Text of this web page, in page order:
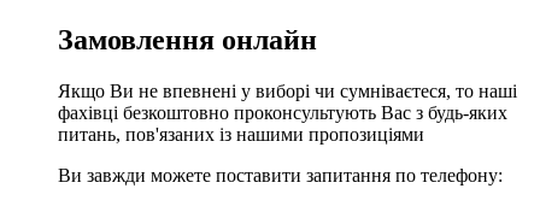
Замовлення онлайн
Якщо Ви не впевнені у виборі чи сумніваєтеся, то наші
фахівці безкоштовно проконсультують Вас з будь-яких
питань, пов'язаних із нашими пропозиціями
Ви завжди можете поставити запитання по телефону: